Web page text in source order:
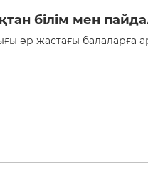
білім мен
әр жастағы балаларға